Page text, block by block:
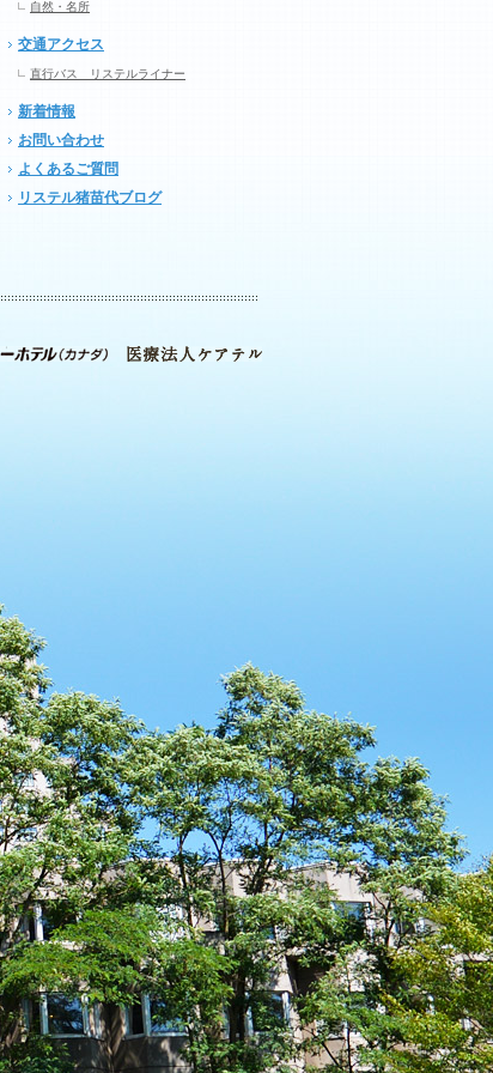
自然・名所
交通アクセス
直行バス リステルライナー
新着情報
お問い合わせ
よくあるご質問
リステル猪苗代ブログ